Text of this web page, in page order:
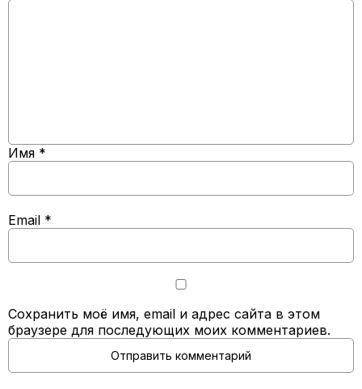
Имя *
Email *
Сохранить моё имя, email и адрес сайта в этом
браузере для последующих моих комментариев.